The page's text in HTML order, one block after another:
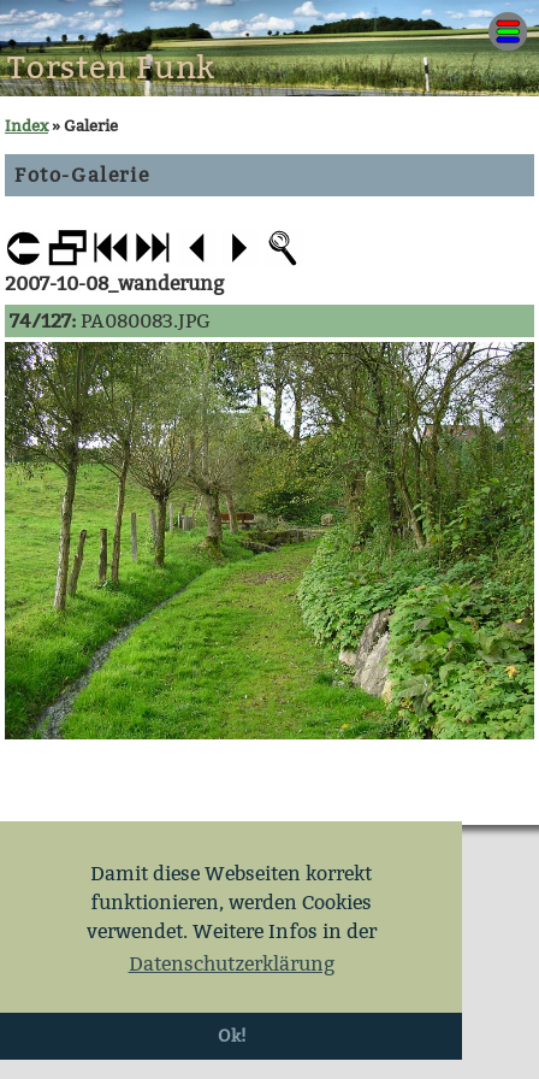
Damit diese Webseiten korrekt
funktionieren, werden Cookies
verwendet. Weitere Infos in der
Datenschutzerklärung
Ok!
Torsten Funk
Index» Galerie
Foto-Galerie
2007-10-08_wanderung
74/127: PA080083.JPG